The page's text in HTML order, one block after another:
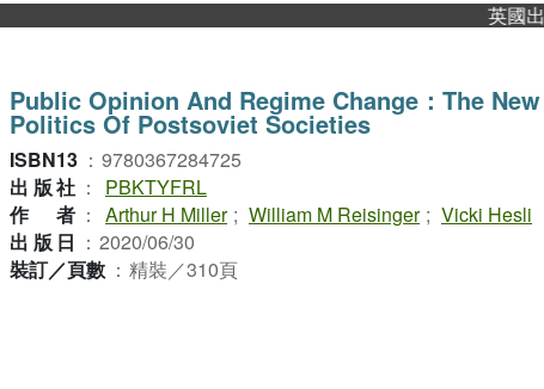
英國出版
Public Opinion And Regime Change：The New
Politics Of Postsoviet Societies
ISBN13 ： 9780367284725
出版社 ：
PBKTYFRL
作者 ： Arthur H Miller ; William M Reisinger ; Vicki Hesli
出版日 ： 2020/06/30
裝訂／頁數 ： 精裝／310頁